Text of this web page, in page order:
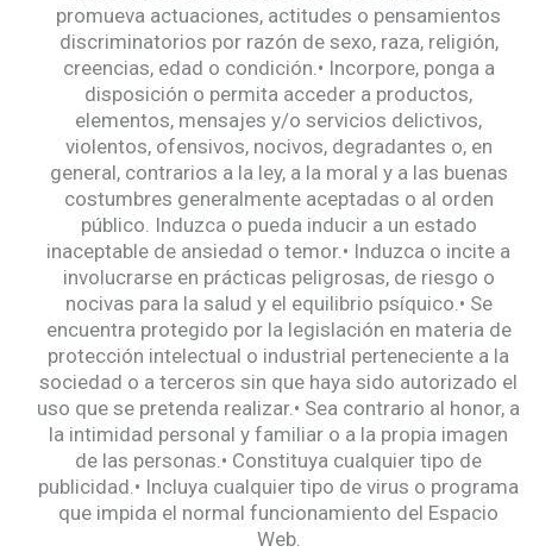
promueva actuaciones, actitudes o pensamientos
discriminatorios por razón de sexo, raza, religión,
creencias, edad o condición.• Incorpore, ponga a
disposición o permita acceder a productos,
elementos, mensajes y/o servicios delictivos,
violentos, ofensivos, nocivos, degradantes o, en
general, contrarios a la ley, a la moral y a las buenas
costumbres generalmente aceptadas o al orden
público. Induzca o pueda inducir a un estado
inaceptable de ansiedad o temor.• Induzca o incite a
involucrarse en prácticas peligrosas, de riesgo o
nocivas para la salud y el equilibrio psíquico.• Se
encuentra protegido por la legislación en materia de
protección intelectual o industrial perteneciente a la
sociedad o a terceros sin que haya sido autorizado el
uso que se pretenda realizar.• Sea contrario al honor, a
la intimidad personal y familiar o a la propia imagen
de las personas.• Constituya cualquier tipo de
publicidad.• Incluya cualquier tipo de virus o programa
que impida el normal funcionamiento del Espacio
Web.